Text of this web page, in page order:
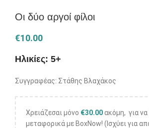
Οι δύο αργοί φίλοι
€10.00
Ηλικίες: 5+
Συγγραφέας: Στάθης Βλαχάκος
Χρειάζεσαι μόνο €30.00ακόμη, για
μεταφορικά με BoxNow! (Ισχύει για